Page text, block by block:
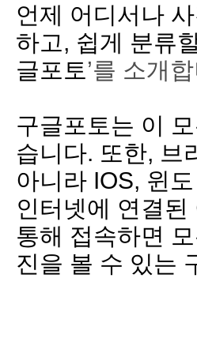
언제 어디서나
하고, 쉽게 분류
글포토 ’를 소개
구글포토는 이
습니다. 또한, 브
아니라 IOS, 윈
인터넷에 연결된
통해 접속하면
진을 볼 수 있는